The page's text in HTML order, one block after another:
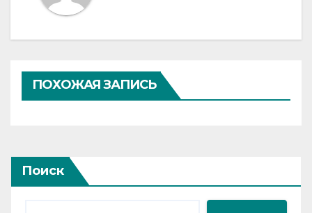
ПОХОЖАЯ ЗАПИСЬ
Поиск